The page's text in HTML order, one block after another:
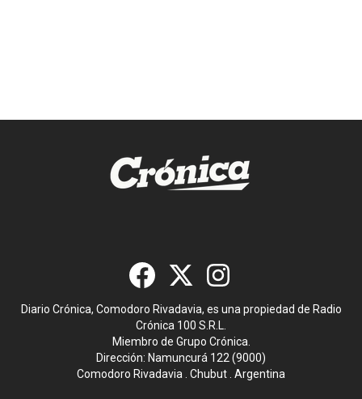
Diario Crónica, Comodoro Rivadavia, es una propiedad de Radio
Crónica 100 S.R.L.
Miembro de Grupo Crónica.
Dirección: Namuncurá 122 (9000)
Comodoro Rivadavia . Chubut . Argentina